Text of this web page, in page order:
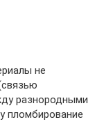
не
разнородными
пломбирование